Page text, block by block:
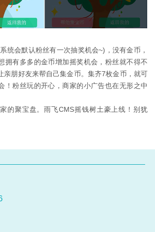
统会默认粉丝有一次抽奖机会~)，没有金币，
拥有多多的金币增加摇奖机会，粉丝就不得不
亲朋好友来帮自己集金币。集齐7枚金币，就可
！粉丝玩的开心，商家的小广告也在无形之中
的聚宝盘。雨飞CMS摇钱树土豪上线！别犹